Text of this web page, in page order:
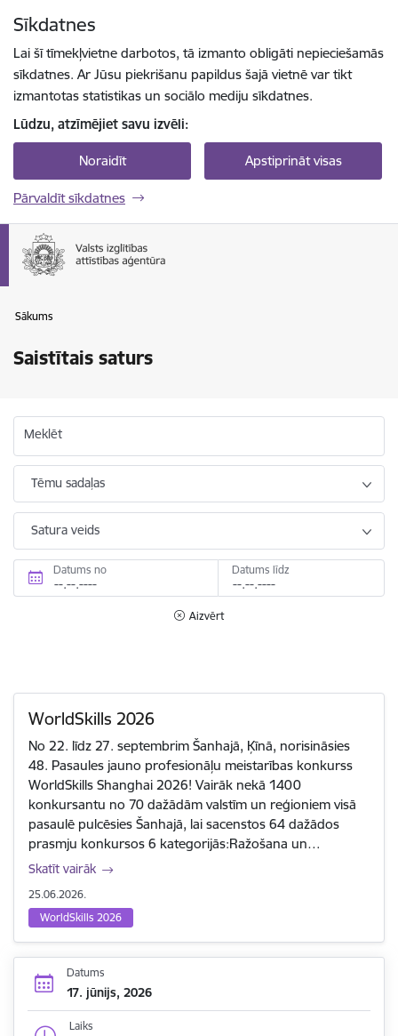
Sīkdatnes
Lai šī tīmekļvietne darbotos, tā izmanto obligāti nepieciešamās
sīkdatnes. Ar Jūsu piekrišanu papildus šajā vietnē var tikt
izmantotas statistikas un sociālo mediju sīkdatnes.
Lūdzu, atzīmējiet savu izvēli:
Noraidīt Apstiprināt visas
Pārvaldīt sīkdatnes
Sākums
Saistītais saturs
Meklēt
Tēmu sadaļas
Satura veids
Datums no Datums līdz
Aizvērt
WorldSkills 2026
No 22. līdz 27. septembrim Šanhajā, Ķīnā, norisināsies
48. Pasaules jauno profesionāļu meistarības konkurss
WorldSkills Shanghai 2026! Vairāk nekā 1400
konkursantu no 70 dažādām valstīm un reģioniem visā
pasaulē pulcēsies Šanhajā, lai sacenstos 64 dažādos
prasmju konkursos 6 kategorijās:Ražošana un…
Skatīt vairāk
25.06.2026.
WorldSkills 2026
Datums
17. jūnijs, 2026
Laiks